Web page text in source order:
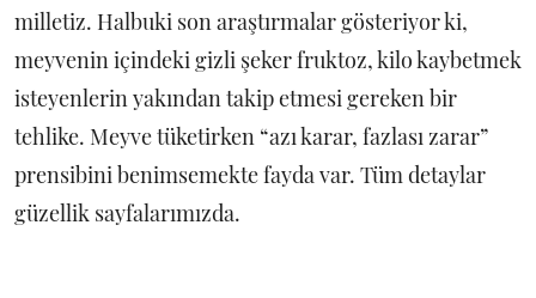
milletiz. Halbuki son araştırmalar gösteriyor ki,
meyvenin içindeki gizli şeker fruktoz, kilo kaybetmek
isteyenlerin yakından takip etmesi gereken bir
tehlike. Meyve tüketirken “azı karar, fazlası zarar”
prensibini benimsemekte fayda var. Tüm detaylar
güzellik sayfalarımızda.